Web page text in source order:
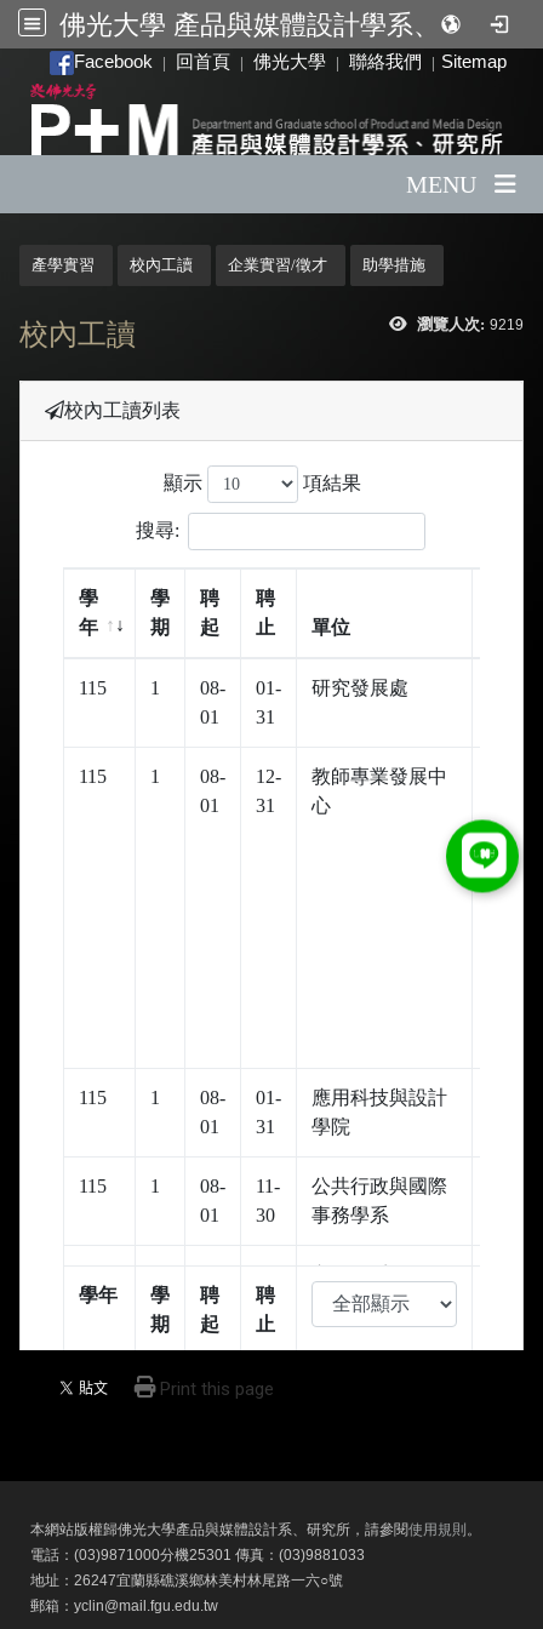
佛光大學 產品與媒體設計學系、研究所
Facebook 回首頁 佛光大學 聯絡我們 Sitemap
MENU
產學實習 校內工讀 企業實習/徵才 助學措施
瀏覽人次: 9219
校內工讀
Print this page
本網站版權歸佛光大學產品與媒體設計系、研究所，請參閱使用規則 。
電話：(03)9871000分機25301 傳真：(03)9881033
地址：26247宜蘭縣礁溪鄉林美村林尾路一六○號
郵箱：yclin@mail.fgu.edu.tw